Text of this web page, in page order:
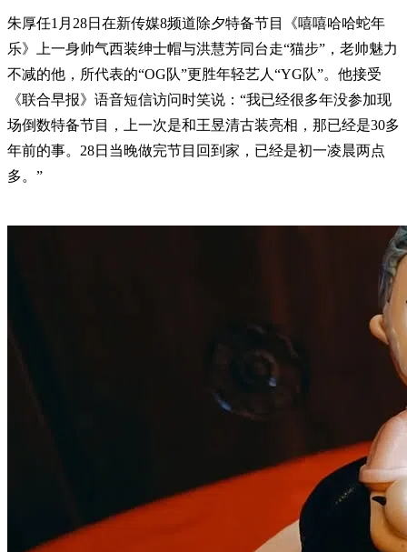
朱厚任1月28日在新传媒8频道除夕特备节目《嘻嘻哈哈蛇年
乐》上一身帅气西装绅士帽与洪慧芳同台走“猫步”，老帅魅力
不减的他，所代表的“OG队”更胜年轻艺人“YG队”。他接受
《联合早报》语音短信访问时笑说：“我已经很多年没参加现
场倒数特备节目，上一次是和王昱清古装亮相，那已经是30多
年前的事。28日当晚做完节目回到家，已经是初一凌晨两点
多。”